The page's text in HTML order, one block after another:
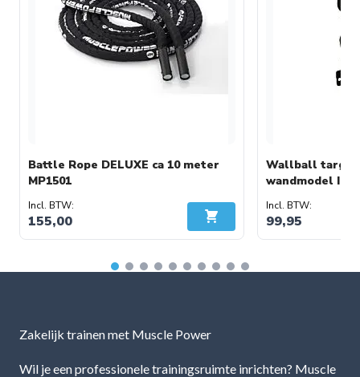
Battle Rope DELUXE ca 10 meter
MP1501
155,00 In Winkelwagen
Wallball target
wandmodel
99,95
Zakelijk trainen met Muscle Power
Wil je een professionele trainingsruimte inrichten? Muscle